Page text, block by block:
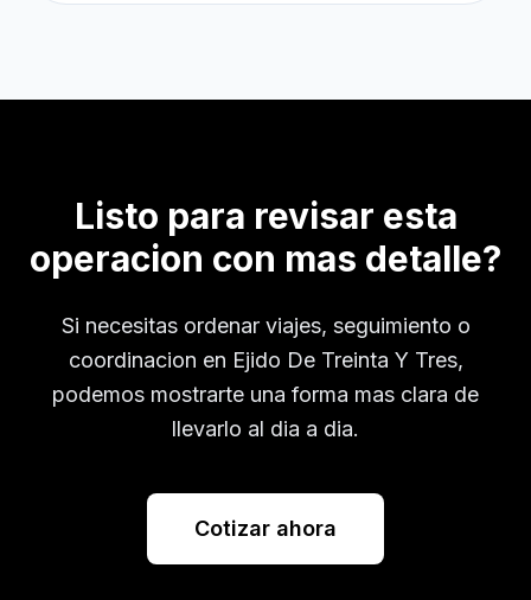
Listo para revisar esta
operacion con mas detalle?
Si necesitas ordenar viajes, seguimiento o
coordinacion en Ejido De Treinta Y Tres,
podemos mostrarte una forma mas clara de
llevarlo al dia a dia.
Cotizar ahora